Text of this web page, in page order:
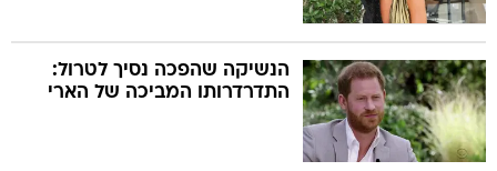
הנשיקה שהפכה נסיך לטרול:
התדרדרותו המביכה של הארי